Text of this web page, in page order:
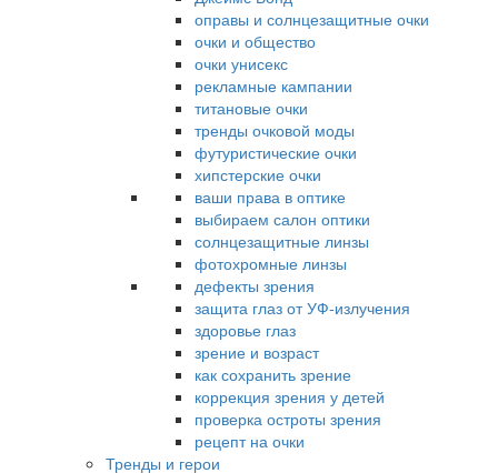
оправы и солнцезащитные очки
очки и общество
очки унисекс
рекламные кампании
титановые очки
тренды очковой моды
футуристические очки
хипстерские очки
ваши права в оптике
выбираем салон оптики
солнцезащитные линзы
фотохромные линзы
дефекты зрения
защита глаз от УФ-излучения
здоровье глаз
зрение и возраст
как сохранить зрение
коррекция зрения у детей
проверка остроты зрения
рецепт на очки
Тренды и герои